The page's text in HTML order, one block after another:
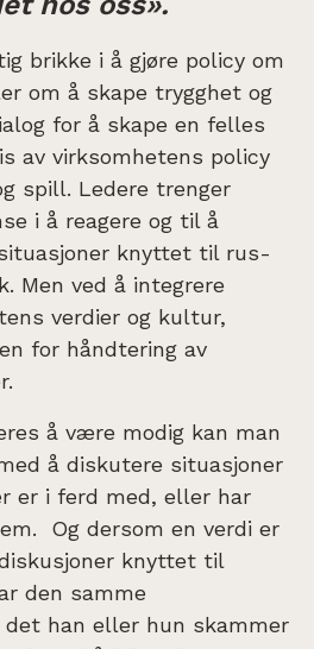
brikke i å gjøre policy om
om å skape trygghet og
for å skape en felles
av virksomhetens policy
spill. Ledere trenger
i å reagere og til å
knyttet til rus-
Men ved å integrere
verdier og kultur,
for håndtering av
å være modig kan man
å diskutere situasjoner
er i ferd med, eller har
Og dersom en verdi er
knyttet til
den samme
det han eller hun skammer